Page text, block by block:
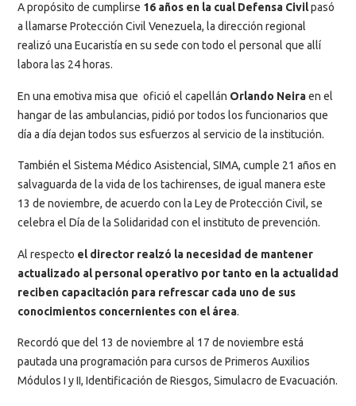
A propósito de cumplirse 16 años en la cual Defensa Civilpasó
a llamarse Protección Civil Venezuela, la dirección regional
realizó una Eucaristía en su sede con todo el personal que allí
labora las 24 horas.
En una emotiva misa que ofició el capellán Orlando Neiraen el
hangar de las ambulancias, pidió por todos los funcionarios que
día a día dejan todos sus esfuerzos al servicio de la institución.
También el Sistema Médico Asistencial, SIMA, cumple 21 años en
salvaguarda de la vida de los tachirenses, de igual manera este
13 de noviembre, de acuerdo con la Ley de Protección Civil, se
celebra el Día de la Solidaridad con el instituto de prevención.
Al respecto el director realzó la necesidad de mantener
actualizado al personal operativo por tanto en la actualidad
reciben capacitación para refrescar cada uno de sus
conocimientos concernientes con el área.
Recordó que del 13 de noviembre al 17 de noviembre está
pautada una programación para cursos de Primeros Auxilios
Módulos I y II, Identificación de Riesgos, Simulacro de Evacuación.